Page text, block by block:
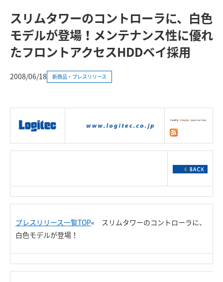
スリムタワーのコントローラに、白色
モデルが登場！メンテナンス性に優れ
たフロントアクセスHDDベイ採用
2008/06/18 新商品・プレスリリース
プレスリリース一覧TOP« スリムタワーのコントローラに、
白色モデルが登場！